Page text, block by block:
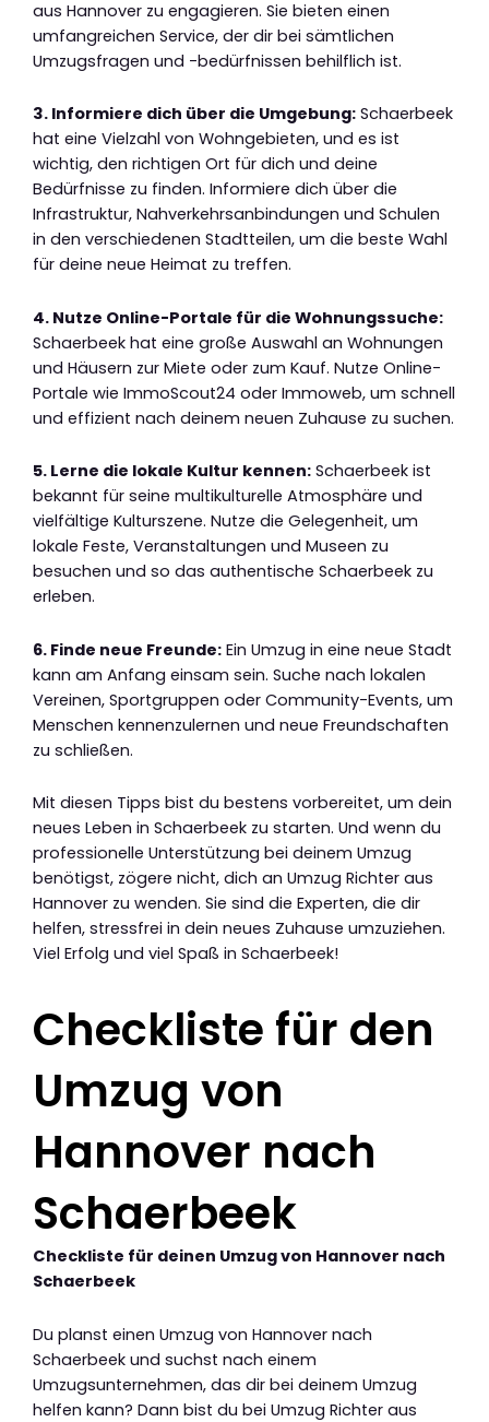
aus Hannover zu engagieren. Sie bieten einen
umfangreichen Service, der dir bei sämtlichen
Umzugsfragen und -bedürfnissen behilflich ist.
3. Informiere dich über die Umgebung: Schaerbeek
hat eine Vielzahl von Wohngebieten, und es ist
wichtig, den richtigen Ort für dich und deine
Bedürfnisse zu finden. Informiere dich über die
Infrastruktur, Nahverkehrsanbindungen und Schulen
in den verschiedenen Stadtteilen, um die beste Wahl
für deine neue Heimat zu treffen.
4. Nutze Online-Portale für die Wohnungssuche:
Schaerbeek hat eine große Auswahl an Wohnungen
und Häusern zur Miete oder zum Kauf. Nutze Online-
Portale wie ImmoScout24 oder Immoweb, um schnell
und effizient nach deinem neuen Zuhause zu suchen.
5. Lerne die lokale Kultur kennen: Schaerbeek ist
bekannt für seine multikulturelle Atmosphäre und
vielfältige Kulturszene. Nutze die Gelegenheit, um
lokale Feste, Veranstaltungen und Museen zu
besuchen und so das authentische Schaerbeek zu
erleben.
6. Finde neue Freunde: Ein Umzug in eine neue Stadt
kann am Anfang einsam sein. Suche nach lokalen
Vereinen, Sportgruppen oder Community-Events, um
Menschen kennenzulernen und neue Freundschaften
zu schließen.
Mit diesen Tipps bist du bestens vorbereitet, um dein
neues Leben in Schaerbeek zu starten. Und wenn du
professionelle Unterstützung bei deinem Umzug
benötigst, zögere nicht, dich an Umzug Richter aus
Hannover zu wenden. Sie sind die Experten, die dir
helfen, stressfrei in dein neues Zuhause umzuziehen.
Viel Erfolg und viel Spaß in Schaerbeek!
Checkliste für den
Umzug von
Hannover nach
Schaerbeek
Checkliste für deinen Umzug von Hannover nach
Schaerbeek
Du planst einen Umzug von Hannover nach
Schaerbeek und suchst nach einem
Umzugsunternehmen, das dir bei deinem Umzug
helfen kann? Dann bist du bei Umzug Richter aus